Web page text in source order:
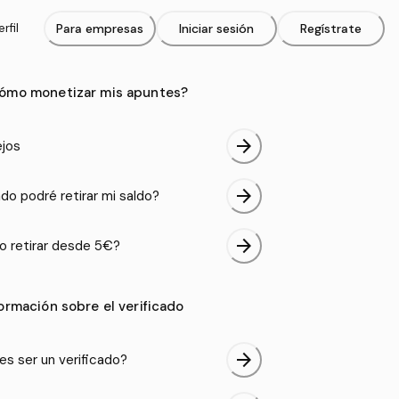
monetizar mis apuntes?
arrow_forward
podré retirar mi saldo? arrow_forward
retirar desde 5€? arrow_forward
sobre el verificado
ser un verificado? arrow_forward
Para empresas Iniciar sesión Regístrate